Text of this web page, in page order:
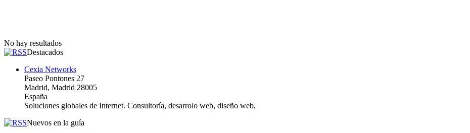
No hay resultados
Destacados
Cexia Networks
Paseo Pontones 27
Madrid, Madrid 28005
España
Soluciones globales de Internet. Consultoría, desarrolo web, diseño web,
Nuevos en la guía